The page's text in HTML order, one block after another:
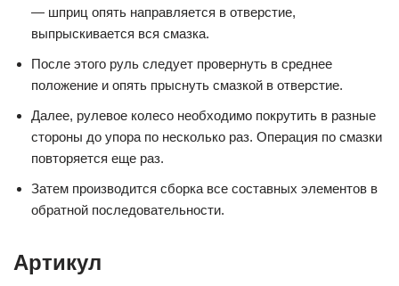
— шприц опять направляется в отверстие,
выпрыскивается вся смазка.
После этого руль следует провернуть в среднее
положение и опять прыснуть смазкой в отверстие.
Далее, рулевое колесо необходимо покрутить в разные
стороны до упора по несколько раз. Операция по смазки
повторяется еще раз.
Затем производится сборка все составных элементов в
обратной последовательности.
Артикул